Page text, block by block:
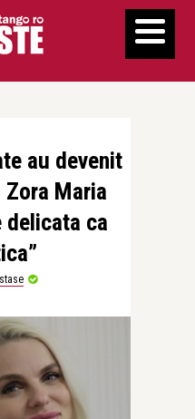
au devenit
Maria
delicata ca